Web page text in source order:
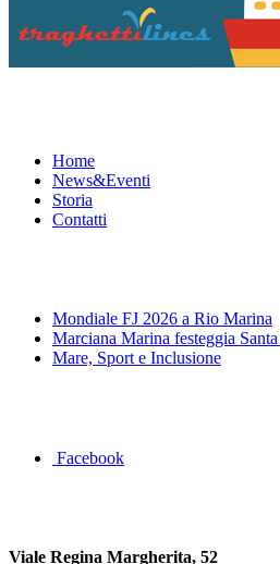
Home
News&Eventi
Storia
Contatti
Mondiale FJ 2026 a Rio Marina
Marciana Marina festeggia
Mare, Sport e Inclusione
Facebook
Viale Regina Margherita, 52